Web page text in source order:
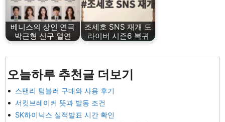
베니스의 상인 연극
박근형 신구 열연
조세호 SNS 재개 도
라이버 시즌6 복귀
오늘하루 추천글 더보기
스탠리 텀블러 구매와 사용 후기
서킷브레이커 뜻과 발동 조건
SK하이닉스 실적발표 시간 확인